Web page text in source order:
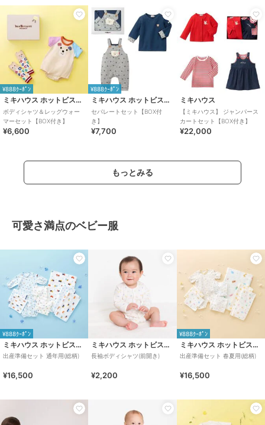
¥888ｸｰﾎﾟﾝ
ミキハウス ホットビスケッツ
ボディシャツ＆レッグウォー
マーセット【BOX付き】
¥6,600
¥888ｸｰﾎﾟﾝ
ミキハウス ホットビスケッツ
セパレートセット【BOX付
き】
¥7,700
ミキハウス
【ミキハウス】 ジャンパース
カートセット【BOX付き】
¥22,000
もっとみる
可愛さ満点のベビー服
¥888ｸｰﾎﾟﾝ
ミキハウス ホットビスケッツ
出産準備セット 通年用(総柄)
¥16,500
ミキハウス ホットビスケッツ
長袖ボディシャツ(前開き)
¥2,200
¥888ｸｰﾎﾟﾝ
ミキハウス ホットビスケッツ
出産準備セット 春夏用(総柄)
¥16,500